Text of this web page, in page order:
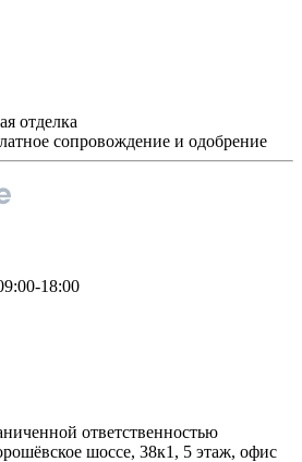
отделка
сопровождение и одобрение
18:00
ответственностью
шоссе, 38к1, 5 этаж, офис